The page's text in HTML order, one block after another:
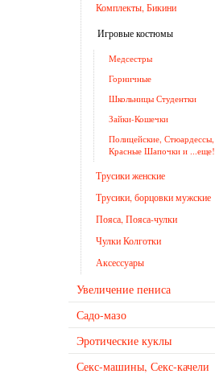
Комплекты, Бикини
Игровые костюмы
Медсестры
Горничные
Школьницы Студентки
Зайки-Кошечки
Полицейские, Стюардессы,
Красные Шапочки и ...еще!
Трусики женские
Трусики, борцовки мужские
Пояса, Пояса-чулки
Чулки Колготки
Аксессуары
Увеличение пениса
Садо-мазо
Эротические куклы
Секс-машины, Секс-качели